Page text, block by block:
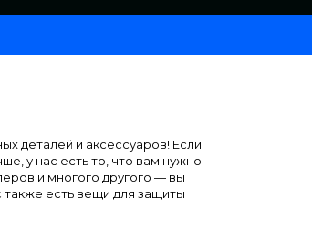
деталей и аксессуаров! Если
у нас есть то, что вам нужно.
и многого другого — вы
есть вещи для защиты